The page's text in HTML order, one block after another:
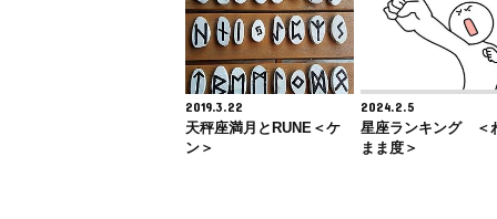
2019.3.22
天秤座満月とRUNE＜ケ
ン＞
2024.2.5
星座ランキング ＜
まま度＞